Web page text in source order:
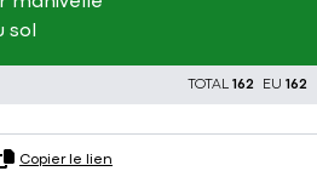
sol
TOTAL 162 EU 162
Copier le lien